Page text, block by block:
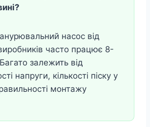
насос від
часто працює 8-
залежить від
напруги, кількості піску у
монтажу